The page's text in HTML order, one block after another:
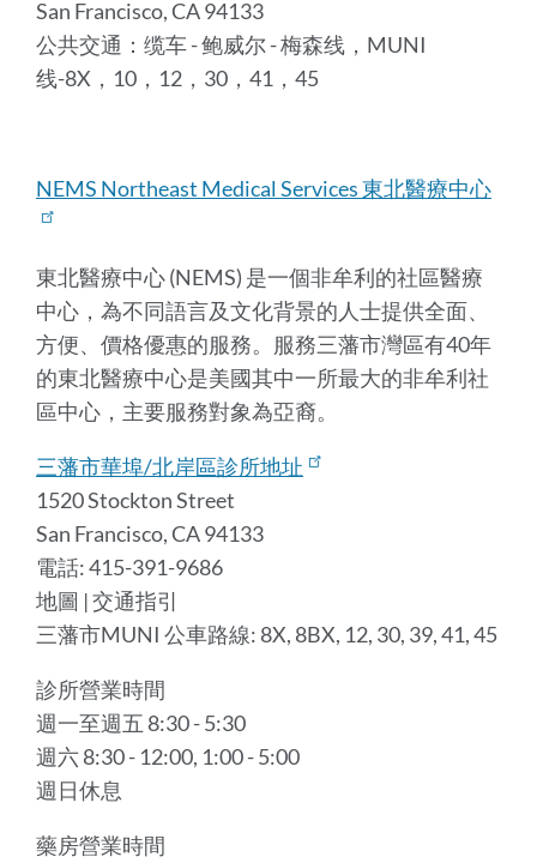
San Francisco, CA 94133
公共交通：缆车 - 鲍威尔 - 梅森线，MUNI
线-8X，10，12，30，41，45
NEMS Northeast Medical Services 東北醫療中心
東北醫療中心 (NEMS) 是一個非牟利的社區醫療
中心，為不同語言及文化背景的人士提供全面、
方便、價格優惠的服務。服務三藩市灣區有40年
的東北醫療中心是美國其中一所最大的非牟利社
區中心，主要服務對象為亞裔。
三藩市華埠/北岸區診所地址
1520 Stockton Street
San Francisco, CA 94133
電話: 415-391-9686
地圖 | 交通指引
三藩市MUNI 公車路線: 8X, 8BX, 12, 30, 39, 41, 45
診所營業時間
週一至週五 8:30 - 5:30
週六 8:30 - 12:00, 1:00 - 5:00
週日休息
藥房營業時間